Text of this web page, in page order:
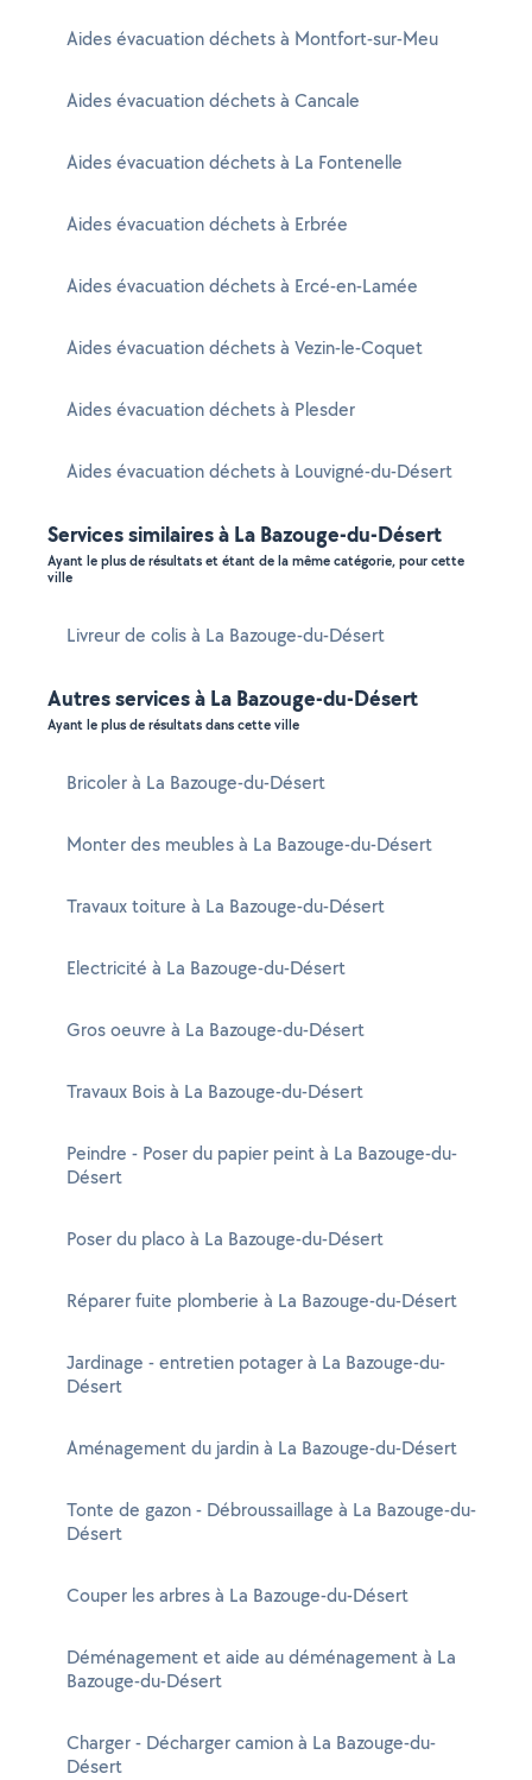
Aides évacuation déchets à Montfort-sur-Meu
Aides évacuation déchets à Cancale
Aides évacuation déchets à La Fontenelle
Aides évacuation déchets à Erbrée
Aides évacuation déchets à Ercé-en-Lamée
Aides évacuation déchets à Vezin-le-Coquet
Aides évacuation déchets à Plesder
Aides évacuation déchets à Louvigné-du-Désert
Services similaires à La Bazouge-du-Désert
Ayant le plus de résultats et étant de la même catégorie, pour cette
ville
Livreur de colis à La Bazouge-du-Désert
Autres services à La Bazouge-du-Désert
Ayant le plus de résultats dans cette ville
Bricoler à La Bazouge-du-Désert
Monter des meubles à La Bazouge-du-Désert
Travaux toiture à La Bazouge-du-Désert
Electricité à La Bazouge-du-Désert
Gros oeuvre à La Bazouge-du-Désert
Travaux Bois à La Bazouge-du-Désert
Peindre - Poser du papier peint à La Bazouge-du-
Désert
Poser du placo à La Bazouge-du-Désert
Réparer fuite plomberie à La Bazouge-du-Désert
Jardinage - entretien potager à La Bazouge-du-
Désert
Aménagement du jardin à La Bazouge-du-Désert
Tonte de gazon - Débroussaillage à La Bazouge-du-
Désert
Couper les arbres à La Bazouge-du-Désert
Déménagement et aide au déménagement à La
Bazouge-du-Désert
Charger - Décharger camion à La Bazouge-du-
Désert